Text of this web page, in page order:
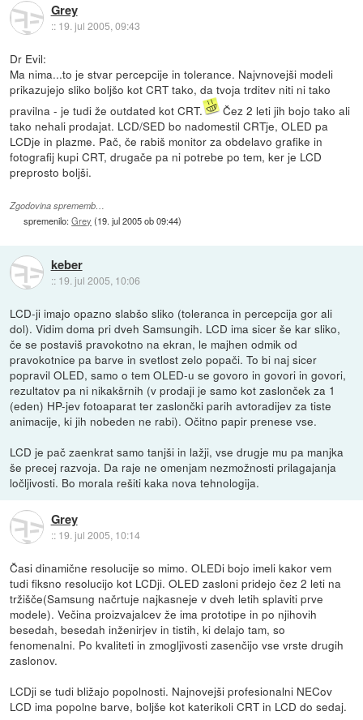
Grey
:: 19. jul 2005, 09:43
Dr Evil:
Ma nima...to je stvar percepcije in tolerance. Najvnovejši modeli
prikazujejo sliko boljšo kot CRT tako, da tvoja trditev niti ni tako
pravilna - je tudi že outdated kot CRT.
Čez 2 leti jih bojo tako ali
tako nehali prodajat. LCD/SED bo nadomestil CRTje, OLED pa
LCDje in plazme. Pač, če rabiš monitor za obdelavo grafike in
fotografij kupi CRT, drugače pa ni potrebe po tem, ker je LCD
preprosto boljši.
Zgodovina sprememb…
spremenilo:Grey (19. jul 2005 ob 09:44)
keber
:: 19. jul 2005, 10:06
LCD-ji imajo opazno slabšo sliko (toleranca in percepcija gor ali
dol). Vidim doma pri dveh Samsungih. LCD ima sicer še kar sliko,
če se postaviš pravokotno na ekran, le majhen odmik od
pravokotnice pa barve in svetlost zelo popači. To bi naj sicer
popravil OLED, samo o tem OLED-u se govoro in govori in govori,
rezultatov pa ni nikakšrnih (v prodaji je samo kot zaslonček za 1
(eden) HP-jev fotoaparat ter zaslončki parih avtoradijev za tiste
animacije, ki jih nobeden ne rabi). Očitno papir prenese vse.
LCD je pač zaenkrat samo tanjši in lažji, vse drugje mu pa manjka
še precej razvoja. Da raje ne omenjam nezmožnosti prilagajanja
ločljivosti. Bo morala rešiti kaka nova tehnologija.
Grey
:: 19. jul 2005, 10:14
Časi dinamične resolucije so mimo. OLEDi bojo imeli kakor vem
tudi fiksno resolucijo kot LCDji. OLED zasloni pridejo čez 2 leti na
tržišče(Samsung načrtuje najkasneje v dveh letih splaviti prve
modele). Večina proizvajalcev že ima prototipe in po njihovih
besedah, besedah inženirjev in tistih, ki delajo tam, so
fenomenalni. Po kvaliteti in zmogljivosti zasenčijo vse vrste drugih
zaslonov.
LCDji se tudi bližajo popolnosti. Najnovejši profesionalni NECov
LCD ima popolne barve, boljše kot katerikoli CRT in LCD do sedaj.